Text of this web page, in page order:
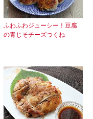
ふわふわジューシー！豆腐
の青じそチーズつくね